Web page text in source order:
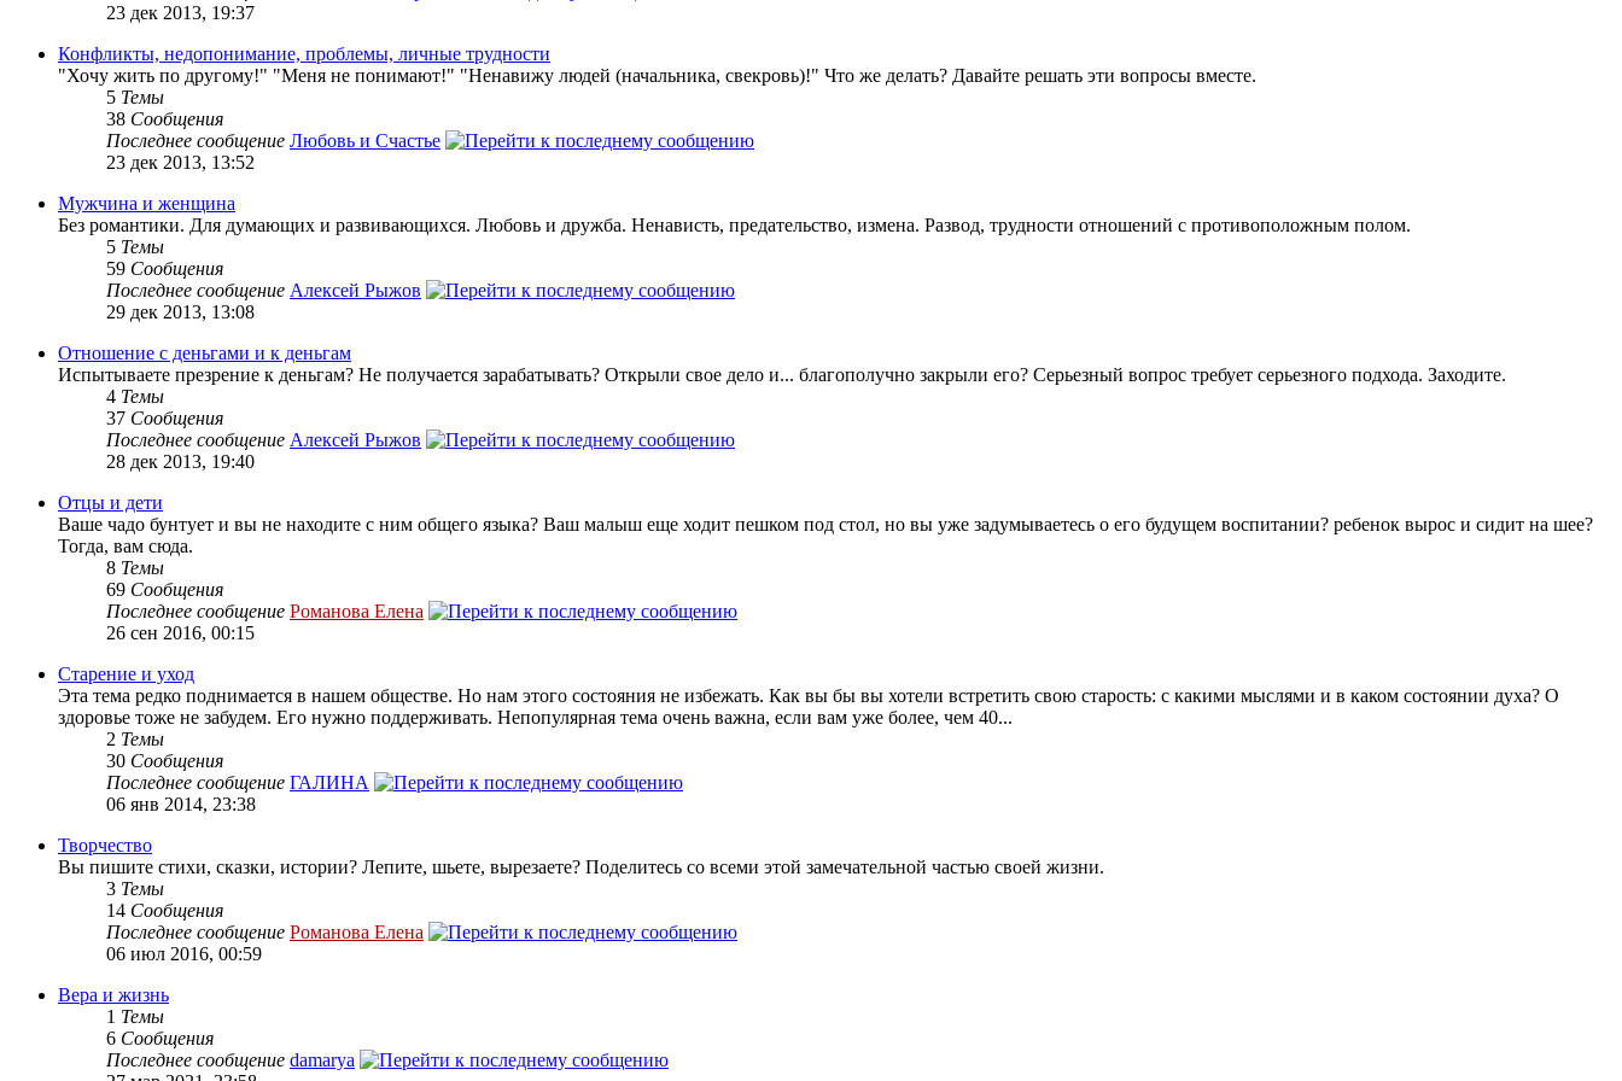
23 дек 2013, 19:37
Конфликты, недопонимание, проблемы, личные трудности
"Хочу жить по другому!" "Меня не понимают!" "Ненавижу людей (начальника, свекровь)!" Что же делать? Давайте решать эти вопросы вместе.
5 Темы
38 Сообщения
Последнее сообщение Любовь и Счастье
23 дек 2013, 13:52
Мужчина и женщина
Без романтики. Для думающих и развивающихся. Любовь и дружба. Ненависть, предательство, измена. Развод, трудности отношений с противоположным полом.
5 Темы
59 Сообщения
Последнее сообщение Алексей Рыжов
29 дек 2013, 13:08
Отношение с деньгами и к деньгам
Испытываете презрение к деньгам? Не получается зарабатывать? Открыли свое дело и... благополучно закрыли его? Серьезный вопрос требует серьезного подхода. Заходите.
4 Темы
37 Сообщения
Последнее сообщение Алексей Рыжов
28 дек 2013, 19:40
Отцы и дети
Ваше чадо бунтует и вы не находите с ним общего языка? Ваш малыш еще ходит пешком под стол, но вы уже задумываетесь о его будущем воспитании? ребенок вырос и сидит на шее?
Тогда, вам сюда.
8 Темы
69 Сообщения
Последнее сообщение Романова Елена
26 сен 2016, 00:15
Старение и уход
Эта тема редко поднимается в нашем обществе. Но нам этого состояния не избежать. Как вы бы вы хотели встретить свою старость: с какими мыслями и в каком состоянии духа? О
здоровье тоже не забудем. Его нужно поддерживать. Непопулярная тема очень важна, если вам уже более, чем 40...
2 Темы
30 Сообщения
Последнее сообщение ГАЛИНА
06 янв 2014, 23:38
Творчество
Вы пишите стихи, сказки, истории? Лепите, шьете, вырезаете? Поделитесь со всеми этой замечательной частью своей жизни.
3 Темы
14 Сообщения
Последнее сообщение Романова Елена
06 июл 2016, 00:59
Вера и жизнь
1 Темы
6 Сообщения
Последнее сообщение damarya